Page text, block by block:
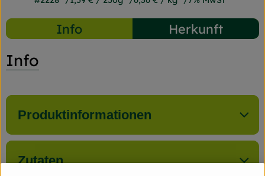
Info Herkunft
Info
Produktinformationen
Zutaten